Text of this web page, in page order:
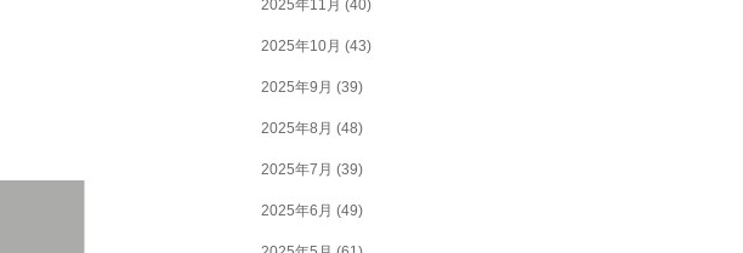
2025年11月 (40)
2025年10月 (43)
2025年9月 (39)
2025年8月 (48)
2025年7月 (39)
2025年6月 (49)